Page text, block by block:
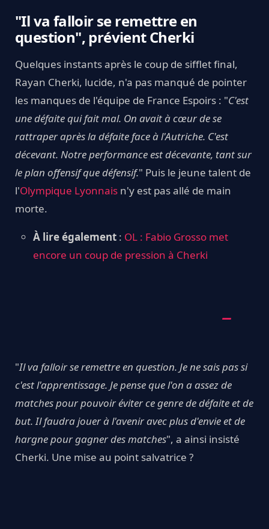
"Il va falloir se remettre en
question", prévient Cherki
Quelques instants après le coup de sifflet final,
Rayan Cherki, lucide, n'a pas manqué de pointer
les manques de l'équipe de France Espoirs : "C'est
une défaite qui fait mal. On avait à cœur de se
rattraper après la défaite face à l'Autriche. C'est
décevant. Notre performance est décevante, tant sur
le plan offensif que défensif." Puis le jeune talent de
l'Olympique Lyonnais n'y est pas allé de main
morte.
À lire également : OL : Fabio Grosso met
encore un coup de pression à Cherki
"Il va falloir se remettre en question. Je ne sais pas si
c'est l'apprentissage. Je pense que l'on a assez de
matches pour pouvoir éviter ce genre de défaite et de
but. Il faudra jouer à l'avenir avec plus d'envie et de
hargne pour gagner des matches", a ainsi insisté
Cherki. Une mise au point salvatrice ?